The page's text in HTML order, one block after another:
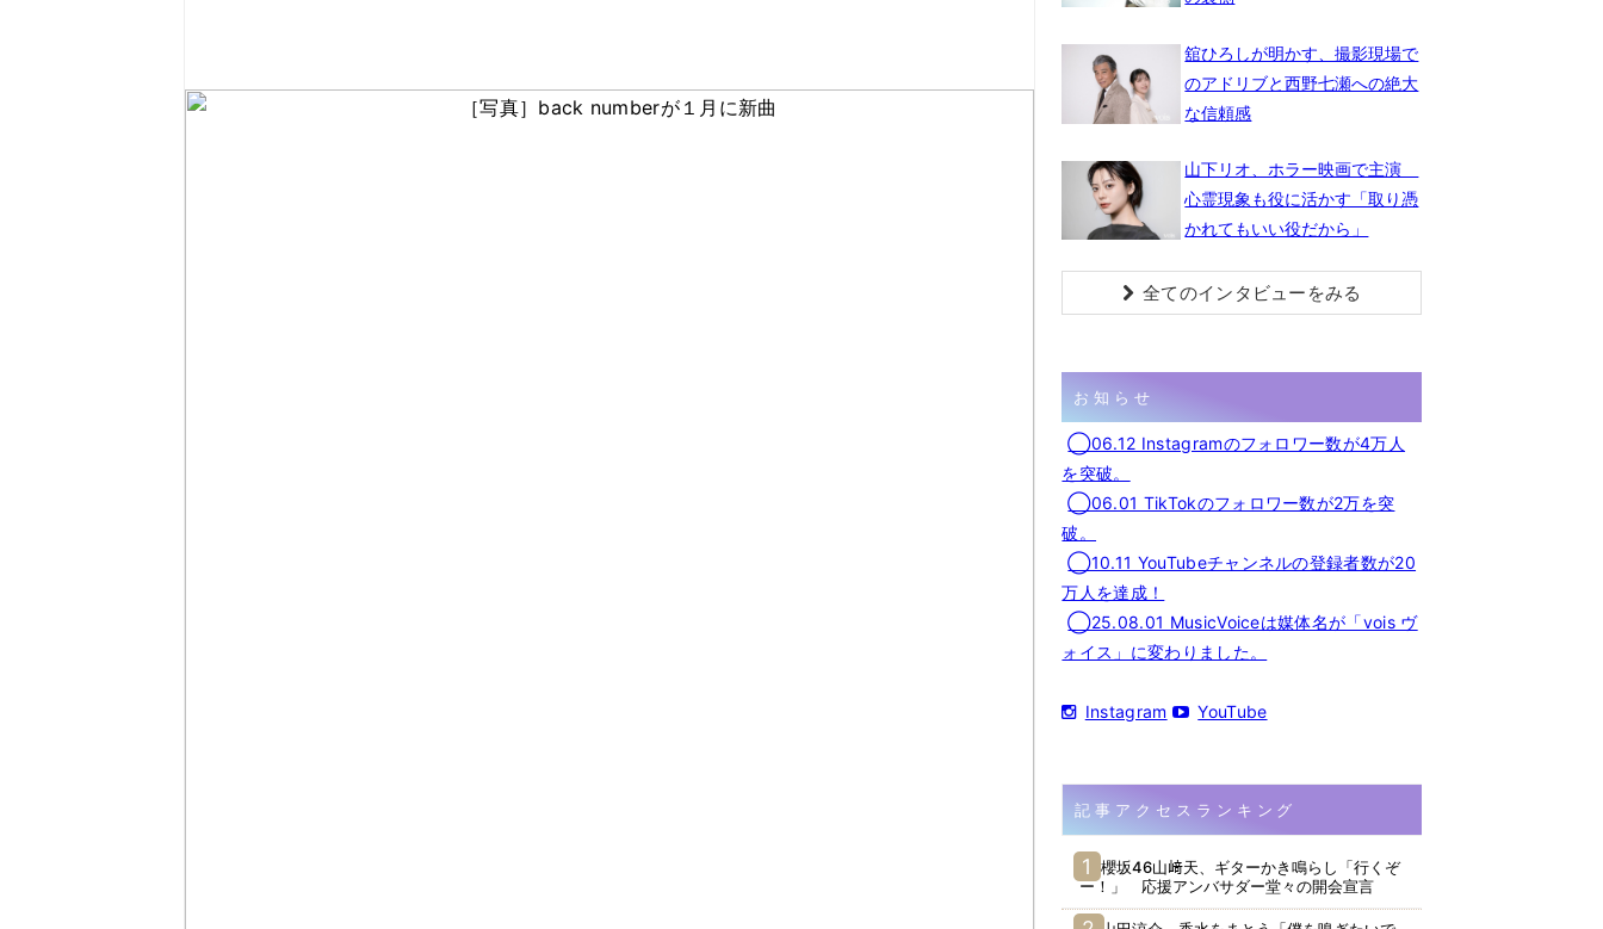
舘ひろしが明かす、撮影現場で
のアドリブと西野七瀬への絶大
な信頼感
山下リオ、ホラー映画で主演
心霊現象も役に活かす「取り憑
かれてもいい役だから」
全てのインタビューをみる
お知らせ
◯06.12 Instagramのフォロワー数が4万人
を突破。
◯06.01 TikTokのフォロワー数が2万を突
破。
◯10.11 YouTubeチャンネルの登録者数が20
万人を達成！
◯25.08.01 MusicVoiceは媒体名が「vois ヴ
ォイス」に変わりました。
Instagram YouTube
記事アクセスランキング
櫻坂46山﨑天、ギターかき鳴らし「行くぞ
ー！」 応援アンバサダー堂々の開会宣言